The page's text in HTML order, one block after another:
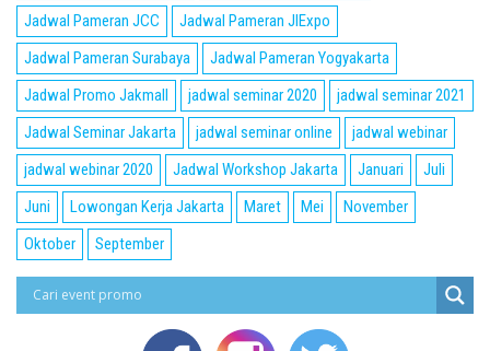
Jadwal Pameran JCC
Jadwal Pameran JIExpo
Jadwal Pameran Surabaya
Jadwal Pameran Yogyakarta
Jadwal Promo Jakmall
jadwal seminar 2020
jadwal seminar 2021
Jadwal Seminar Jakarta
jadwal seminar online
jadwal webinar
jadwal webinar 2020
Jadwal Workshop Jakarta Januari
Juli
Juni
Lowongan Kerja Jakarta Maret Mei
November
Oktober
September